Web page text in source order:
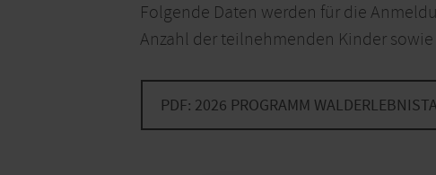
Folgende Daten werden für die
Anzahl der teilnehmenden Kinder
PDF: 2026 PROGRAMM